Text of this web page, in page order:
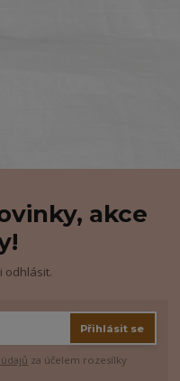
akce
odhlásit.
Přihlásit se
za účelem rozesílky